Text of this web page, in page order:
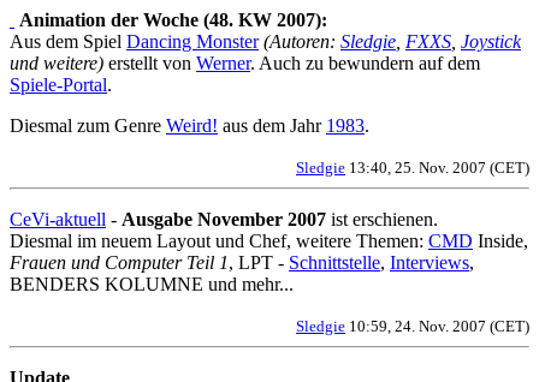
Animation der Woche (48. KW 2007):
Aus dem Spiel Dancing Monster (Autoren: Sledgie FXXS Joystick
und weitere) erstellt von Werner. Auch zu bewundern auf dem
Spiele-Portal.
Diesmal zum Genre Weird! aus dem Jahr 1983.
Sledgie 13:40, 25. Nov. 2007 (CET)
CeVi-aktuell - Ausgabe November 2007 ist erschienen.
Diesmal im neuem Layout und Chef, weitere Themen: CMD Inside,
Frauen und Computer Teil 1, LPT - Schnittstelle, Interviews,
BENDERS KOLUMNE und mehr...
Sledgie 10:59, 24. Nov. 2007 (CET)